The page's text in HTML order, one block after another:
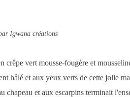
Igwana créations
crêpe vert mousse-fougère et
hâlé et aux yeux verts de cette jolie
chapeau et aux escarpins terminait